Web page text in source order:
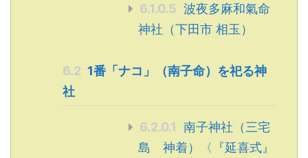
6.1.0.5 波夜多麻和氣命
神社（下田市 相玉）
6.2 1番「ナコ」（南子命）を祀る神
社
6.2.0.1 南子神社（三宅
島 神着）〈『延喜式』